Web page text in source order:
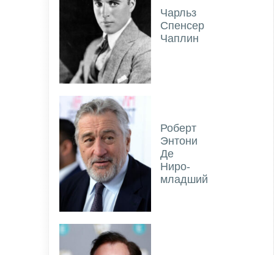
Чарльз
Спенсер
Чаплин
Роберт
Энтони
Де
Ниро-
младший